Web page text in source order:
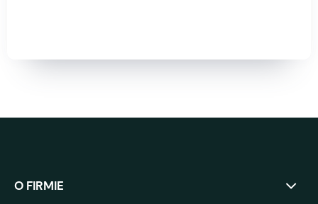
O FIRMIE